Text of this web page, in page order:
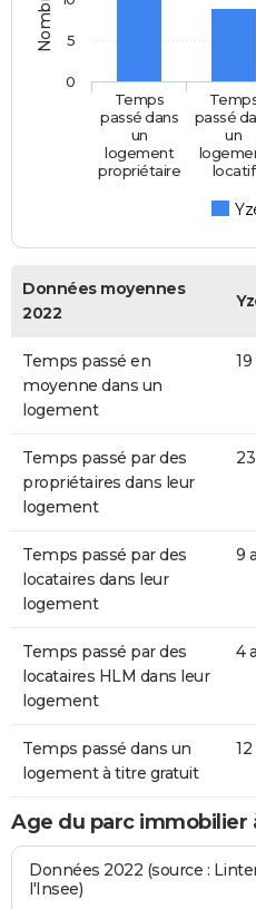
Temps
passé dans
un
logement
propriétaire
passé
un
locatif
0
5
Données moyennes
2022
Temps passé en
moyenne dans un
logement
Temps passé par des
propriétaires dans leur
logement
Temps passé par des
locataires dans leur
logement
9
Temps passé par des
locataires HLM dans leur
logement
4
Temps passé dans un
logement à titre gratuit
Age du parc immobilier
Données 2022 (source :
l'Insee)